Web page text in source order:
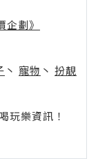
劃》
丶 寵物 丶 扮靚
玩樂資訊！